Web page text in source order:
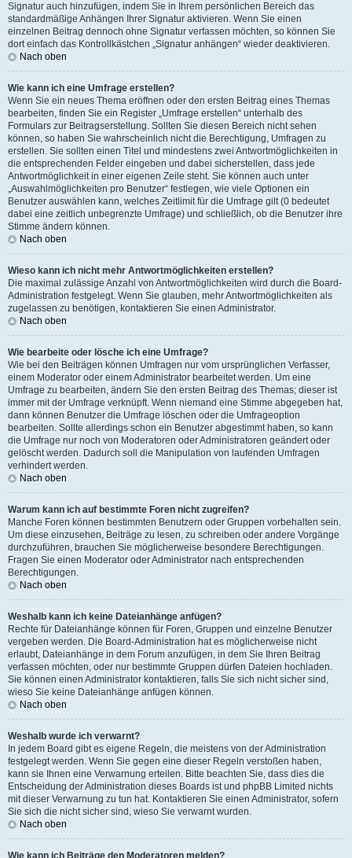
Signatur auch hinzufügen, indem Sie in Ihrem persönlichen Bereich das
standardmäßige Anhängen Ihrer Signatur aktivieren. Wenn Sie einen
einzelnen Beitrag dennoch ohne Signatur verfassen möchten, so können Sie
dort einfach das Kontrollkästchen „Signatur anhängen“ wieder deaktivieren.
Nach oben
Wie kann ich eine Umfrage erstellen?
Wenn Sie ein neues Thema eröffnen oder den ersten Beitrag eines Themas
bearbeiten, finden Sie ein Register „Umfrage erstellen“ unterhalb des
Formulars zur Beitragserstellung. Sollten Sie diesen Bereich nicht sehen
können, so haben Sie wahrscheinlich nicht die Berechtigung, Umfragen zu
erstellen. Sie sollten einen Titel und mindestens zwei Antwortmöglichkeiten in
die entsprechenden Felder eingeben und dabei sicherstellen, dass jede
Antwortmöglichkeit in einer eigenen Zeile steht. Sie können auch unter
„Auswahlmöglichkeiten pro Benutzer“ festlegen, wie viele Optionen ein
Benutzer auswählen kann, welches Zeitlimit für die Umfrage gilt (0 bedeutet
dabei eine zeitlich unbegrenzte Umfrage) und schließlich, ob die Benutzer ihre
Stimme ändern können.
Nach oben
Wieso kann ich nicht mehr Antwortmöglichkeiten erstellen?
Die maximal zulässige Anzahl von Antwortmöglichkeiten wird durch die Board-
Administration festgelegt. Wenn Sie glauben, mehr Antwortmöglichkeiten als
zugelassen zu benötigen, kontaktieren Sie einen Administrator.
Nach oben
Wie bearbeite oder lösche ich eine Umfrage?
Wie bei den Beiträgen können Umfragen nur vom ursprünglichen Verfasser,
einem Moderator oder einem Administrator bearbeitet werden. Um eine
Umfrage zu bearbeiten, ändern Sie den ersten Beitrag des Themas; dieser ist
immer mit der Umfrage verknüpft. Wenn niemand eine Stimme abgegeben hat,
dann können Benutzer die Umfrage löschen oder die Umfrageoption
bearbeiten. Sollte allerdings schon ein Benutzer abgestimmt haben, so kann
die Umfrage nur noch von Moderatoren oder Administratoren geändert oder
gelöscht werden. Dadurch soll die Manipulation von laufenden Umfragen
verhindert werden.
Nach oben
Warum kann ich auf bestimmte Foren nicht zugreifen?
Manche Foren können bestimmten Benutzern oder Gruppen vorbehalten sein.
Um diese einzusehen, Beiträge zu lesen, zu schreiben oder andere Vorgänge
durchzuführen, brauchen Sie möglicherweise besondere Berechtigungen.
Fragen Sie einen Moderator oder Administrator nach entsprechenden
Berechtigungen.
Nach oben
Weshalb kann ich keine Dateianhänge anfügen?
Rechte für Dateianhänge können für Foren, Gruppen und einzelne Benutzer
vergeben werden. Die Board-Administration hat es möglicherweise nicht
erlaubt, Dateianhänge in dem Forum anzufügen, in dem Sie Ihren Beitrag
verfassen möchten, oder nur bestimmte Gruppen dürfen Dateien hochladen.
Sie können einen Administrator kontaktieren, falls Sie sich nicht sicher sind,
wieso Sie keine Dateianhänge anfügen können.
Nach oben
Weshalb wurde ich verwarnt?
In jedem Board gibt es eigene Regeln, die meistens von der Administration
festgelegt werden. Wenn Sie gegen eine dieser Regeln verstoßen haben,
kann sie Ihnen eine Verwarnung erteilen. Bitte beachten Sie, dass dies die
Entscheidung der Administration dieses Boards ist und phpBB Limited nichts
mit dieser Verwarnung zu tun hat. Kontaktieren Sie einen Administrator, sofern
Sie sich die nicht sicher sind, wieso Sie verwarnt wurden.
Nach oben
Wie kann ich Beiträge den Moderatoren melden?